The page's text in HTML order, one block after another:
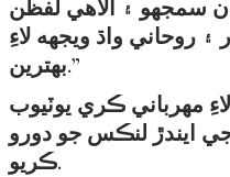
سمجھو ۽ الاهي لفظن
روحاني واڌ ويجهه لاءِ
بهترين.”
مهرباني ڪري يوٽيوب
ايندڙ لنڪس جو دورو
ڪريو.